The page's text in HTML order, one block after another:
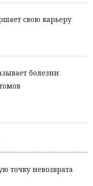
свою карьеру
болезни
точку невозврата